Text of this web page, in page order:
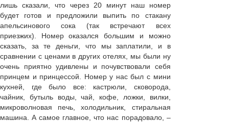
лишь сказали, что через 20 минут наш номер
будет готов и предложили выпить по стакану
апельсинового сока (так встречают всех
приезжих). Номер оказался большим и можно
сказать, за те деньги, что мы заплатили, и в
сравнении с ценами в других отелях, мы были ну
очень приятно удивлены и почувствовали себя
принцем и принцессой. Номер у нас был с мини
кухней, где было все: кастрюли, сковорода,
чайник, бутыль воды, чай, кофе, ложки, вилки,
микроволновая печь, холодильник, стиральная
машина. А самое главное, что нас порадовало, –